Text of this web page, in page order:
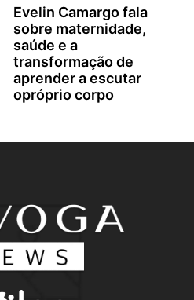
Evelin Camargo fala
sobre maternidade,
saúde e a
transformação de
aprender a escutar
opróprio corpo